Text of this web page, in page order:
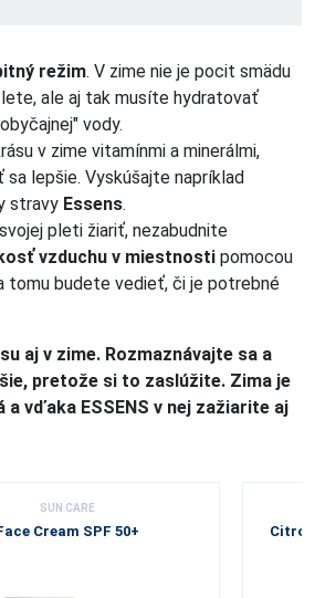
režim. V zime nie je pocit smädu
ale aj tak musíte hydratovať
vody.
v zime vitamínmi a minerálmi,
lepšie. Vyskúšajte napríklad
stravy Essens.
pleti žiariť, nezabudnite
vzduchu v miestnosti pomocou
tomu budete vedieť, či je potrebné
aj v zime. Rozmaznávajte sa a
pretože si to zaslúžite. Zima je
vďaka ESSENS v nej zažiarite aj
SUN CARE
Cream SPF 50+